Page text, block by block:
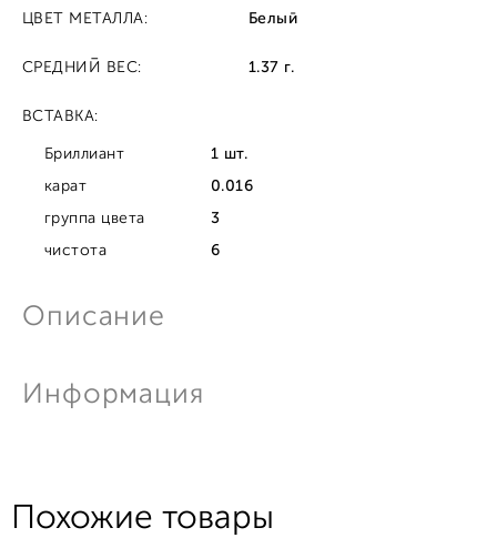
Описание
Информация
ЦВЕТ МЕТАЛЛА: Белый
СРЕДНИЙ ВЕС: 1.37 г.
ВСТАВКА:
Бриллиант
1 шт.
карат
0.016
группа цвета
3
чистота
6
Похожие товары